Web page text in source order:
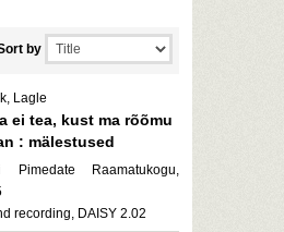
by
Lagle
ei tea, kust ma rõõmu
: mälestused
Pimedate Raamatukogu,
recording, DAISY 2.02